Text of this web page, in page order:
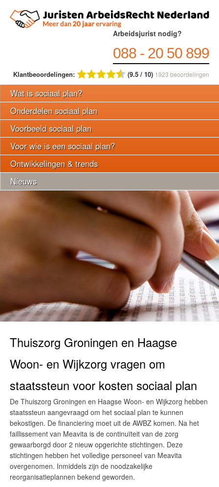
Arbeidsjurist nodig?
088 - 20 50 899
Klantbeoordelingen: (9.5 / 10) 1923 beoordelingen
Wat is sociaal plan?
Onderdelen sociaal plan
Voorbeeld sociaal plan
Voor wie is een sociaal plan?
Ontwikkelingen & trends
Nieuws
Thuiszorg Groningen en Haagse
Woon- en Wijkzorg vragen om
staatssteun voor kosten sociaal plan
De Thuiszorg Groningen en Haagse Woon- en Wijkzorg hebben
staatssteun aangevraagd om het sociaal plan te kunnen
bekostigen. De financiering moet uit de AWBZ komen. Na het
faillissement van Meavita is de continuïteit van de zorg
gewaarborgd door 2 nieuw opgerichte stichtingen. Deze
stichtingen hebben het volledige personeel van Meavita
overgenomen. Inmiddels zijn de noodzakelijke
reorganisatieplannen bekend geworden.